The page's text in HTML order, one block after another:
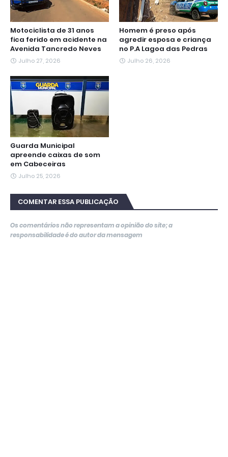
Motociclista de 31 anos
fica ferido em acidente na
Avenida Tancredo Neves
Julho 27, 2026
Homem é preso após
agredir esposa e criança
no P.A Lagoa das Pedras
Julho 26, 2026
Guarda Municipal
apreende caixas de som
em Cabeceiras
Julho 25, 2026
COMENTAR ESSA PUBLICAÇÃO
Os comentários não representam a opinião do site; a
responsabilidade é do autor da mensagem